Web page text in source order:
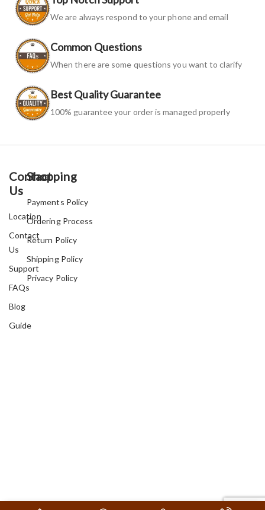
We are always respond to your phone and email
Common Questions
When there are some questions you want to clarify
Best Quality Guarantee
100% guarantee your order is managed properly
Contact
Us
Location
Contact
Us
Support
FAQs
Blog
Guide
Shopping
Payments Policy
Ordering Process
Return Policy
Shipping Policy
Privacy Policy